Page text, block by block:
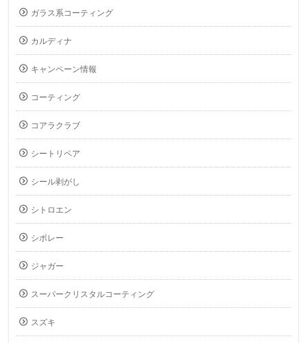
ガラス系コーティング
カルディナ
キャンペーン情報
コーティング
コアラクラブ
シートリペア
シール剥がし
シトロエン
シボレー
ジャガー
スーパークリスタルコーティング
スズキ